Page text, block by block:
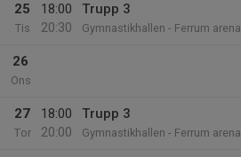
25
Tis
18:00
20:30
Trupp 3
Gymnastikhallen - Ferrum arena
26
Ons
27
Tor
18:00
20:00
Trupp 3
Gymnastikhallen - Ferrum arena